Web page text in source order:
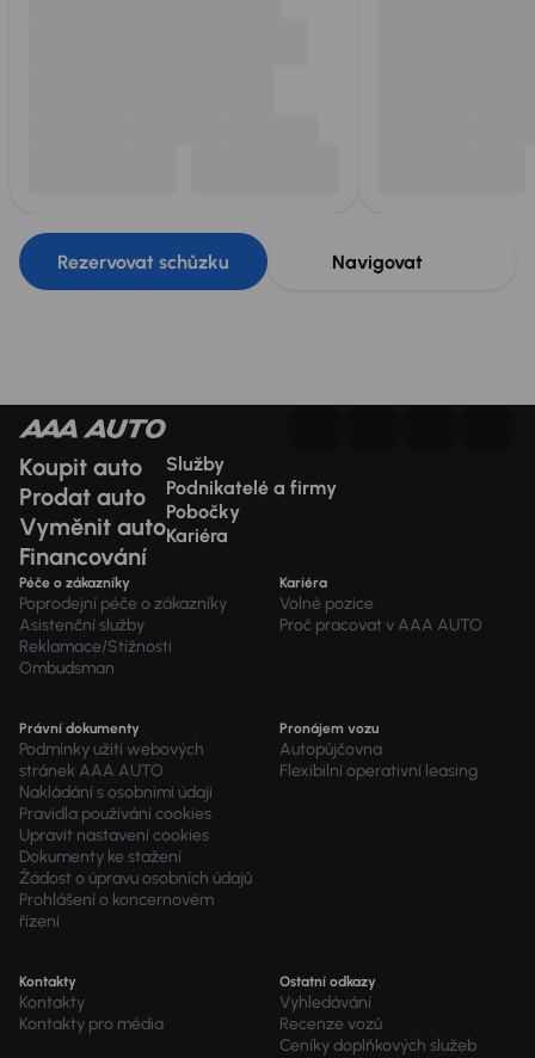
Rezervovat schůzku Navigovat
Koupit auto
Prodat auto
Vyměnit auto
Financování
Služby
Podnikatelé a firmy
Pobočky
Kariéra
Péče o zákazníky
Poprodejní péče o zákazníky
Asistenční služby
Reklamace/Stížnosti
Ombudsman
Kariéra
Volné pozice
Proč pracovat v AAA AUTO
Právní dokumenty
Podmínky užití webových
stránek AAA AUTO
Nakládání s osobními údaji
Pravidla používání cookies
Upravit nastavení cookies
Dokumenty ke stažení
Žádost o úpravu osobních údajů
Prohlášení o koncernovém
řízení
Pronájem vozu
Autopůjčovna
Flexibilní operativní leasing
Kontakty
Kontakty
Kontakty pro média
Ostatní odkazy
Vyhledávání
Recenze vozů
Ceníky doplňkových služeb